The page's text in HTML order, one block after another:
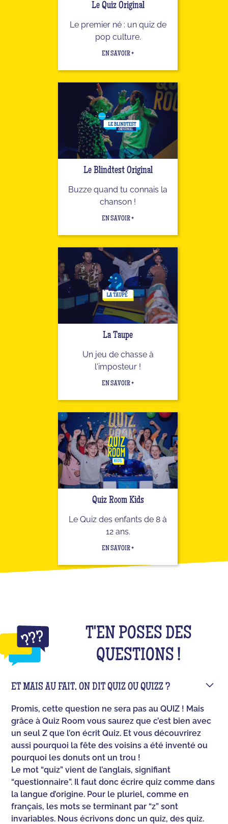
Le Quiz Original
Le premier né : un quiz de
pop culture.
EN SAVOIR +
Le Blindtest Original
Buzze quand tu connais la
chanson !
EN SAVOIR +
La Taupe
Un jeu de chasse à
l'imposteur !
EN SAVOIR +
Quiz Room Kids
Le Quiz des enfants de 8 à
12 ans.
EN SAVOIR +
T'EN POSES DES
QUESTIONS !
ET MAIS AU FAIT, ON DIT QUIZ OU QUIZZ ?
Promis, cette question ne sera pas au QUIZ ! Mais
grâce à Quiz Room vous saurez que c’est bien avec
un seul Z que l’on écrit Quiz. Et vous découvrirez
aussi pourquoi la fête des voisins a été inventé ou
pourquoi les donuts ont un trou !
Le mot “quiz” vient de l’anglais, signifiant
“questionnaire”. Il faut donc écrire quiz comme dans
la langue d’origine. Pour le pluriel, comme en
français, les mots se terminant par “z” sont
invariables. Nous écrivons donc un quiz, des quiz.